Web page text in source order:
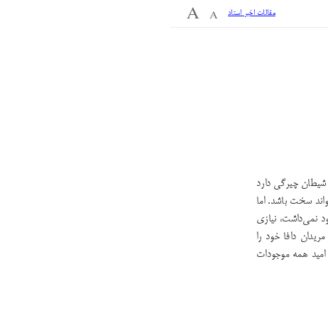
مقالات اخیر استاد
چیرگی دارد
سخت باشد. اما
نمی‌داشت، نیازی
دافا خود را
همه موجودات